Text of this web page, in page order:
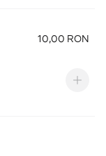
10,00 RON